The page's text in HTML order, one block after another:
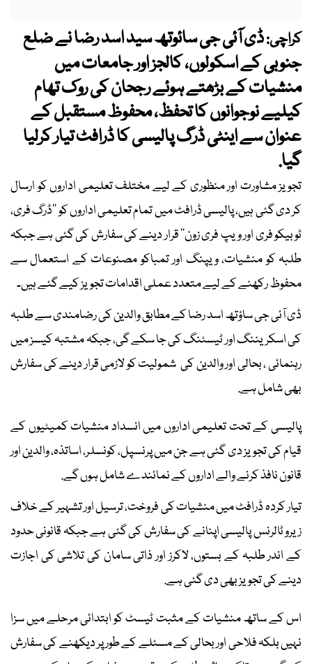
کراچی:ڈی آئی جی سائوتھ سید اسد رضا نے ضلع
جنوبی کے اسکولوں، کالجز اور جامعات میں
منشیات کے بڑھتے ہوئے رجحان کی روک تھام
کیلیے نوجوانوں کا تحفظ، محفوظ مستقبل کے
عنوان سے اینٹی ڈرگ پالیسی کا ڈرافٹ تیار کرلیا
گیا.
تجویز مشاورت اور منظوری کے لیے مختلف تعلیمی اداروں کو ارسال
کر دی گئی ہیں، پالیسی ڈرافٹ میں تمام تعلیمی اداروں کو ’’ڈرگ فری،
ٹوبیکو فری اور ویپ فری زون‘‘ قرار دینے کی سفارش کی گئی ہے جبکہ
طلبہ کو منشیات، ویپنگ اور تمباکو مصنوعات کے استعمال سے
محفوظ رکھنے کے لیے متعدد عملی اقدامات تجویز کیے گئے ہیں۔
ڈی آئی جی ساؤتھ اسد رضا کے مطابق والدین کی رضامندی سے طلبہ
کی اسکریننگ اور ٹیسٹنگ کی جا سکے گی، جبکہ مشتبہ کیسز میں
رہنمائی ، بحالی اور والدین کی شمولیت کو لازمی قرار دینے کی سفارش
بھی شامل ہے.
پالیسی کے تحت تعلیمی اداروں میں انسداد منشیات کمیٹیوں کے
قیام کی تجویز دی گئی ہے جن میں پرنسپل، کونسلر، اساتذہ، والدین اور
قانون نافذ کرنے والے اداروں کے نمائندے شامل ہوں گے.
تیار کردہ ڈرافٹ میں منشیات کی فروخت، ترسیل اور تشہیر کے خلاف
زیرو ٹالرنس پالیسی اپنانے کی سفارش کی گئی ہے جبکہ قانونی حدود
کے اندر طلبہ کے بستوں، لاکرز اور ذاتی سامان کی تلاشی کی اجازت
دینے کی تجویز بھی دی گئی ہے.
اس کے ساتھ منشیات کے مثبت ٹیسٹ کو ابتدائی مرحلے میں سزا
نہیں بلکہ فلاحی اور بحالی کے مسئلے کے طور پر دیکھنے کی سفارش